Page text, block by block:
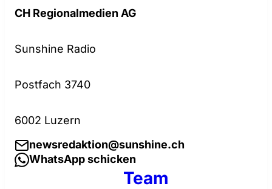
CH Regionalmedien AG
Sunshine Radio
Postfach 3740
6002 Luzern
newsredaktion@sunshine.ch
WhatsApp schicken
Team